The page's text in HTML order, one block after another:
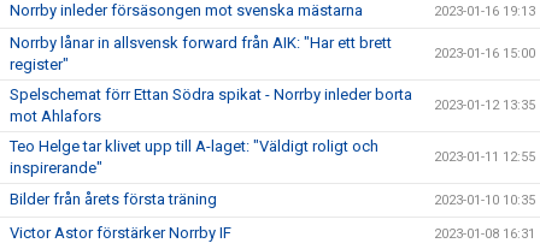
Norrby inleder försäsongen mot svenska mästarna 2023-01-16 19:13
Norrby lånar in allsvensk forward från AIK: "Har ett brett
register"
2023-01-16 15:00
Spelschemat förr Ettan Södra spikat - Norrby inleder borta
mot Ahlafors
2023-01-12 13:35
Teo Helge tar klivet upp till A-laget: "Väldigt roligt och
inspirerande"
2023-01-11 12:55
Bilder från årets första träning 2023-01-10 10:35
Victor Astor förstärker Norrby IF 2023-01-08 16:31